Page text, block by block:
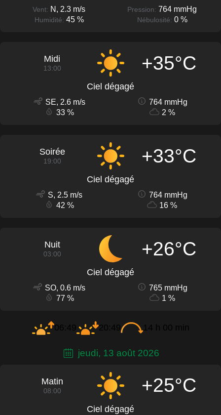
Vent: N, 2.3 m/s Pression: 764 mmHg
Humidité: 45 % Nébulosité: 0 %
Midi
13:00 +35°C
Ciel dégagé
SE, 2.6 m/s
764 mmHg
33 %
2 %
Soirée
19:00 +33°C
Ciel dégagé
S, 2.5 m/s
764 mmHg
42 %
16 %
Nuit
03:00 +26°C
Ciel dégagé
SO, 0.6 m/s
765 mmHg
77 %
1 %
06:49 20:49 14 h 00 min
jeudi, 13 août 2026
Matin
08:00 +25°C
Ciel dégagé